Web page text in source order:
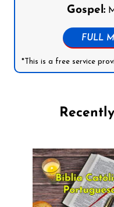
Gospel:
FULL
*This is a free service